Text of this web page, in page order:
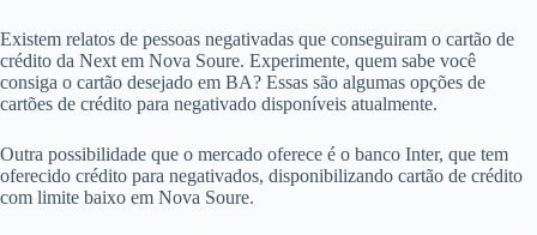
Existem relatos de pessoas negativadas que conseguiram o cartão de
crédito da Next em Nova Soure. Experimente, quem sabe você
consiga o cartão desejado em BA? Essas são algumas opções de
cartões de crédito para negativado disponíveis atualmente.
Outra possibilidade que o mercado oferece é o banco Inter, que tem
oferecido crédito para negativados, disponibilizando cartão de crédito
com limite baixo em Nova Soure.